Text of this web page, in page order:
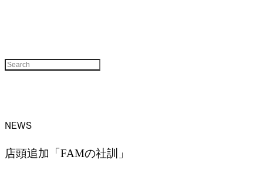
NEWS
店頭追加「FAMの社訓」